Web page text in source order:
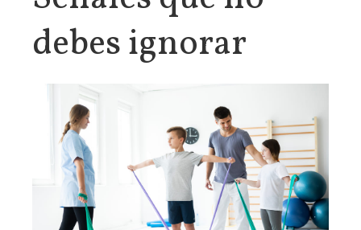
debes ignorar